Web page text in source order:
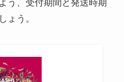
う、受付期間と発送時期
ょう。